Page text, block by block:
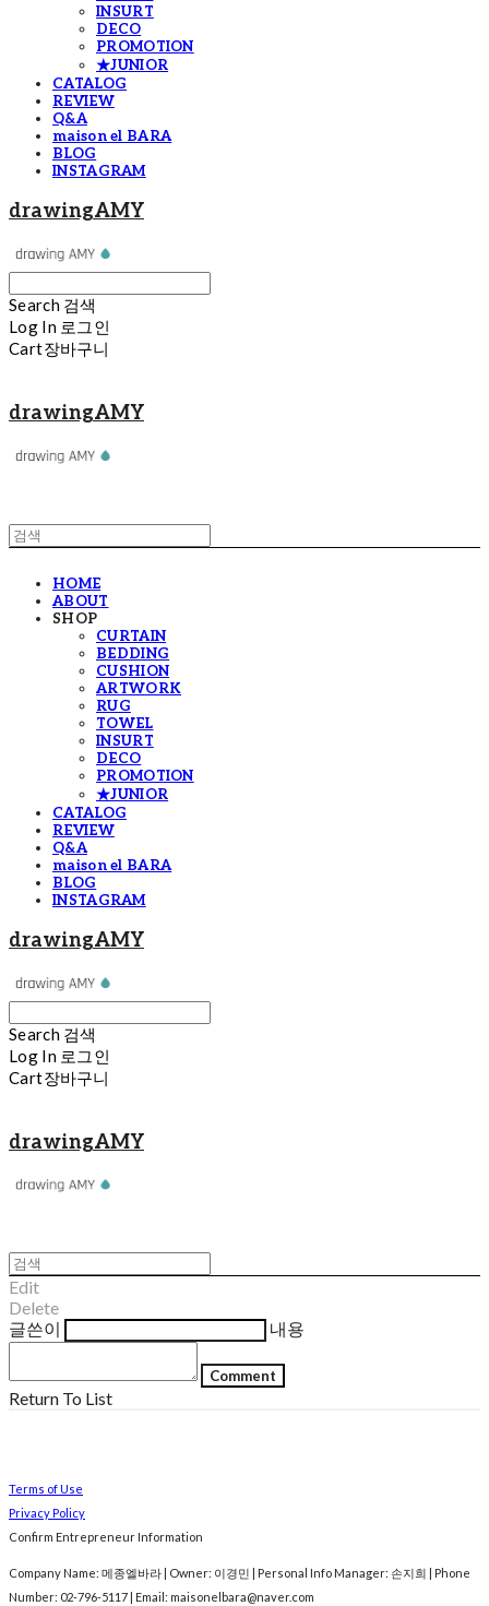
INSURT
DECO
PROMOTION
★JUNIOR
CATALOG
REVIEW
Q&A
maison el BARA
BLOG
INSTAGRAM
drawingAMY
Search 검색
Log In 로그인
Cart장바구니
drawingAMY
HOME
ABOUT
SHOP
CURTAIN
BEDDING
CUSHION
ARTWORK
RUG
TOWEL
INSURT
DECO
PROMOTION
★JUNIOR
CATALOG
REVIEW
Q&A
maison el BARA
BLOG
INSTAGRAM
drawingAMY
Search 검색
Log In 로그인
Cart장바구니
drawingAMY
Edit
Delete
글쓴이
내용
Comment
Return To List
Terms of Use
Privacy Policy
Confirm Entrepreneur Information
Company Name: 메종엘바라 | Owner: 이경민 | Personal Info Manager: 손지희 | Phone
Number: 02-796-5117 | Email: maisonelbara@naver.com